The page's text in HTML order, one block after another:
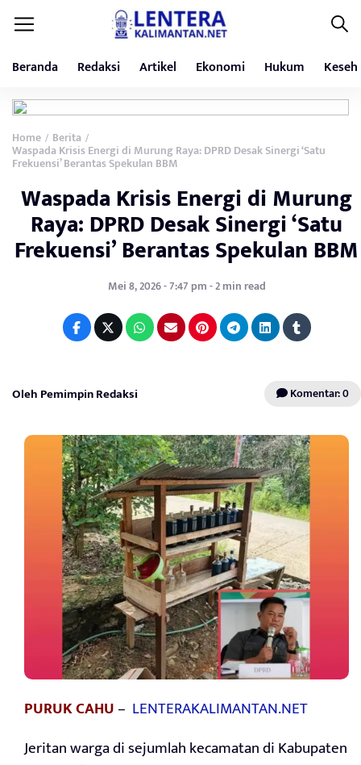
Beranda Redaksi Artikel Ekonomi Hukum
Home / Berita /
Waspada Krisis Energi di Murung Raya: DPRD Desak Sinergi ‘Satu
Frekuensi’ Berantas Spekulan BBM
Waspada Krisis Energi di Murung
Raya: DPRD Desak Sinergi ‘Satu
Frekuensi’ Berantas Spekulan BBM
Mei 8, 2026 - 7:47 pm - 2 min read
Oleh Pemimpin Redaksi Komentar: 0
PURUK CAHU– LENTERAKALIMANTAN.NET
Jeritan warga di sejumlah kecamatan di Kabupaten